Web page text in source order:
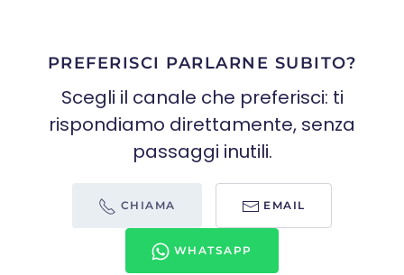
PREFERISCI PARLARNE SUBITO?
Scegli il canale che preferisci: ti
rispondiamo direttamente, senza
passaggi inutili.
CHIAMA EMAIL
WHATSAPP